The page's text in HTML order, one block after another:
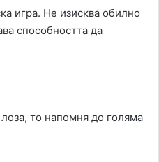
игра. Не изисква обилно
способността да
то напомня до голяма